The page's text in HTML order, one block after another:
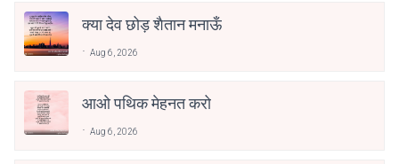
क्या देव छोड़ शैतान मनाऊँ
Aug 6, 2026
आओ पथिक मेहनत करो
Aug 6, 2026